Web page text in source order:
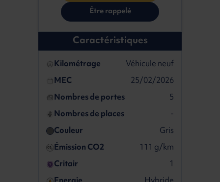
Être rappelé
Caractéristiques
Kilométrage
Véhicule neuf
MEC
25/02/2026
Nombres de portes
5
Nombres de places
-
Couleur
Gris
Émission CO2
111 g/km
Critair
1